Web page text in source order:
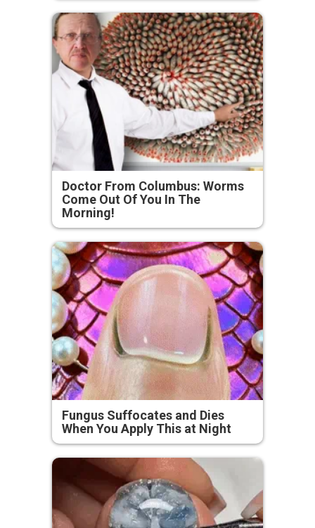
Doctor From Columbus: Worms
Come Out Of You In The
Morning!
Fungus Suffocates and Dies
When You Apply This at Night